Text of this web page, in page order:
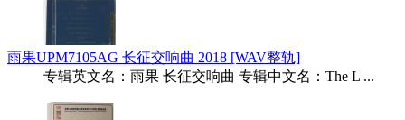
雨果UPM7105AG 长征交响曲 2018 [WAV整轨]
专辑英文名：雨果 长征交响曲 专辑中文名：The L ...